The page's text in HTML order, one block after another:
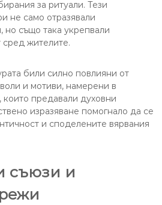
за ритуали. Тези
не само отразявали
но също така укрепвали
сред жителите.
били силно повлияни от
и мотиви, намерени в
които предавали духовни
изразяване помогнало да се
и споделените вярвания
съюзи и